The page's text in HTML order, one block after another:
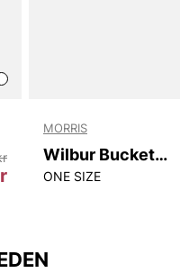
MORRIS
Wilbur Bucket Hat
ONE SIZE